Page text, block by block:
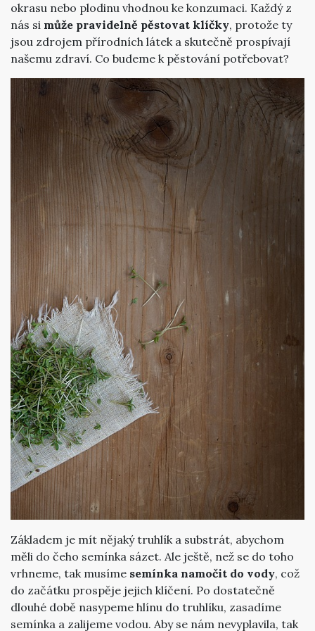
okrasu nebo plodinu vhodnou ke konzumaci. Každý z
nás si může pravidelně pěstovat klíčky, protože ty
jsou zdrojem přírodních látek a skutečně prospívají
našemu zdraví. Co budeme k pěstování potřebovat?
Základem je mít nějaký truhlík a substrát, abychom
měli do čeho semínka sázet. Ale ještě, než se do toho
vrhneme, tak musíme semínka namočit do vody, což
do začátku prospěje jejich klíčení. Po dostatečně
dlouhé době nasypeme hlínu do truhlíku, zasadíme
semínka a zalijeme vodou. Aby se nám nevyplavila, tak